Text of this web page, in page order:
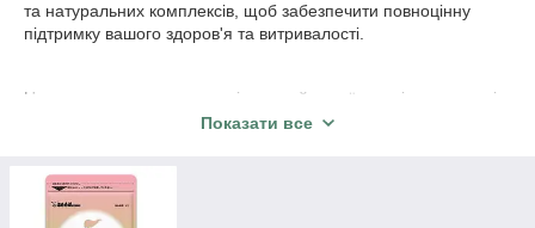
та натуральних комплексів, щоб забезпечити повноцінну
підтримку вашого здоров'я та витривалості.
Наш асортимент включає тільки найвищої якості продукти від
надійних виробників, спеціалізованих в області діетичних
гарантуючи вашому організму лише корисні та ефективні
компоненти.
Показати все